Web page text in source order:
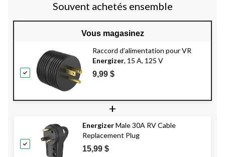
Souvent achetés ensemble
Vous magasinez
Raccord d’alimentation pour VR
Energizer, 15 A, 125 V
9,99 $
+
EnergizerMale 30A RV Cable
Replacement Plug
15,99 $